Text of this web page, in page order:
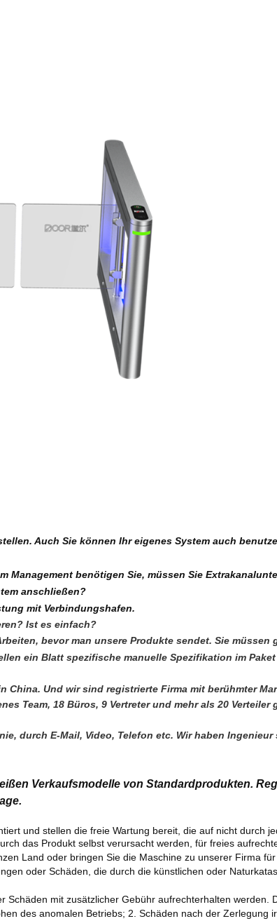
Auch Sie können Ihr eigenes System auch
Management benötigen Sie, müssen Sie
anschließen?
mit Verbindungshafen.
Ist es einfach?
bevor man unsere Produkte sendet. Sie müssen
ein Blatt spezifische manuelle Spezifikation im
China. Und wir sind registrierte Firma mit berühmter
Team, 18 Büros, 9 Vertreter und mehr als 20 Verteiler
durch E-Mail, Video, Telefon etc. Wir haben
Verkaufsmodelle von Standardprodukten.
und stellen die freie Wartung bereit, die auf nicht durch
das Produkt selbst verursacht werden, für freies
Land oder bringen Sie die Maschine zu unserer Firma
oder Schäden, die durch die künstlichen oder
mit zusätzlicher Gebühr aufrechterhalten werden.
des anomalen Betriebs; 2. Schäden nach der Zerlegung